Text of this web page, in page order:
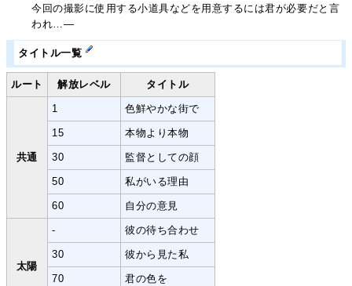
今回の撮影に使用する小道具などを用意するには君が必要だと言
われ…―
タイトル一覧
ルート 解放レベル タイトル
共通
1 色鮮やかな街で
15 本物より本物
30 監督としての顔
50 私がいる理由
60 自分の意見
太陽
- 彼の待ち合わせ
30 彼から見た私
70 君の色を